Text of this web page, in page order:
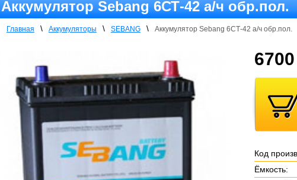
Аккумулятор Sebang 6СТ-42 а/ч обр.пол.
Главная \ Аккумуляторы \ SEBANG \ Аккумулятор Sebang 6СТ-42 а/ч обр.пол.
6700
Код
Ёмкость: